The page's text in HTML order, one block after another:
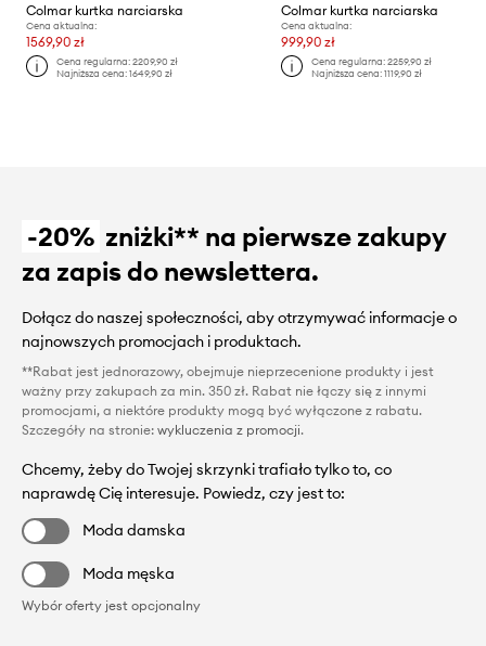
Colmar kurtka narciarska
Cena aktualna:
1569,90 zł
Cena regularna:2209,90 zł
Najniższa cena:1649,90 zł
Colmar kurtka narciarska
Cena aktualna:
999,90 zł
Cena regularna: 2259,90 zł
Najniższa cena: 1119,90 zł
-20% zniżki** na pierwsze zakupy
za zapis do newslettera.
Dołącz do naszej społeczności, aby otrzymywać informacje o
najnowszych promocjach i produktach.
**Rabat jest jednorazowy, obejmuje nieprzecenione produkty i jest
ważny przy zakupach za min. 350 zł. Rabat nie łączy się z innymi
promocjami, a niektóre produkty mogą być wyłączone z rabatu.
Szczegóły na stronie: wykluczenia z promocji.
Chcemy, żeby do Twojej skrzynki trafiało tylko to, co
naprawdę Cię interesuje. Powiedz, czy jest to:
Moda damska
Moda męska
Wybór oferty jest opcjonalny